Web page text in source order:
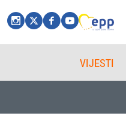
VIJESTI